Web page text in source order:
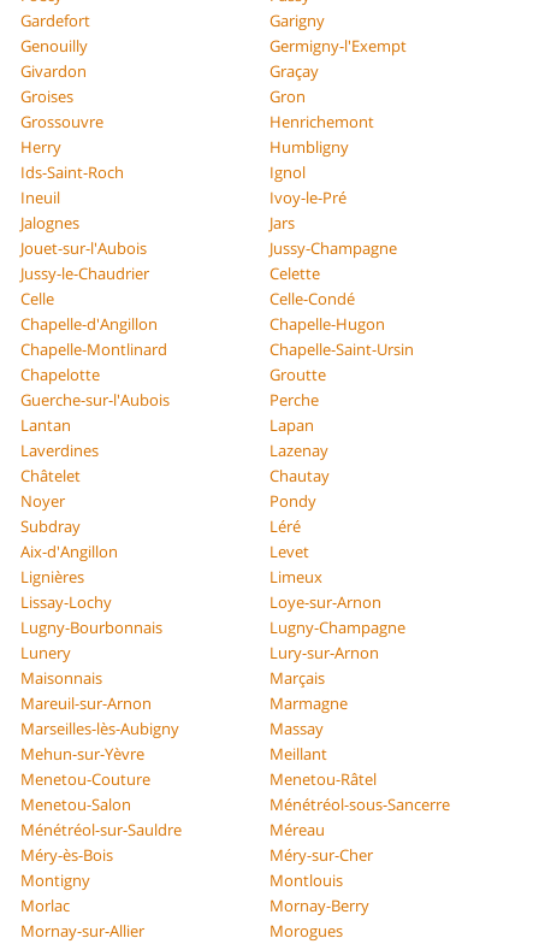
Gardefort
Garigny
Genouilly
Germigny-l'Exempt
Givardon
Graçay
Groises
Gron
Grossouvre
Henrichemont
Herry
Humbligny
Ids-Saint-Roch
Ignol
Ineuil
Ivoy-le-Pré
Jalognes
Jars
Jouet-sur-l'Aubois
Jussy-Champagne
Jussy-le-Chaudrier
Celette
Celle
Celle-Condé
Chapelle-d'Angillon
Chapelle-Hugon
Chapelle-Montlinard
Chapelle-Saint-Ursin
Chapelotte
Groutte
Guerche-sur-l'Aubois
Perche
Lantan
Lapan
Laverdines
Lazenay
Châtelet
Chautay
Noyer
Pondy
Subdray
Léré
Aix-d'Angillon
Levet
Lignières
Limeux
Lissay-Lochy
Loye-sur-Arnon
Lugny-Bourbonnais
Lugny-Champagne
Lunery
Lury-sur-Arnon
Maisonnais
Marçais
Mareuil-sur-Arnon
Marmagne
Marseilles-lès-Aubigny
Massay
Mehun-sur-Yèvre
Meillant
Menetou-Couture
Menetou-Râtel
Menetou-Salon
Ménétréol-sous-Sancerre
Ménétréol-sur-Sauldre
Méreau
Méry-ès-Bois
Méry-sur-Cher
Montigny
Montlouis
Morlac
Mornay-Berry
Mornay-sur-Allier
Morogues